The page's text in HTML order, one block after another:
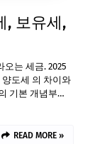
, 보유세,
는 세금. 2025
도세 의 차이와
기본 개념부…
READ MORE »